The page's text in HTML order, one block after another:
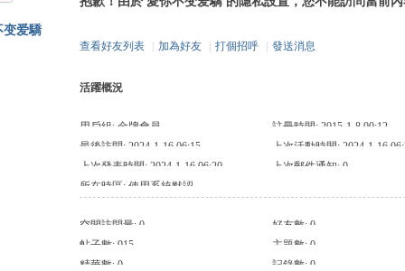
变爱驕
查看好友列表 加為好友 打個招呼 發送消息
活躍概況
用戶組: 金牌會員
註冊時間: 2015-1-8 00:12
最後訪問: 2024-1-16 06:15
上次活動時間: 2024-1-16
上次發表時間: 2024-1-16 06:20
上次郵件通知: 0
所在時區: 使用系統默認
空間訪問量: 0
好友數: 0
帖子數: 915
主題數: 0
精華數: 0
記錄數: 0